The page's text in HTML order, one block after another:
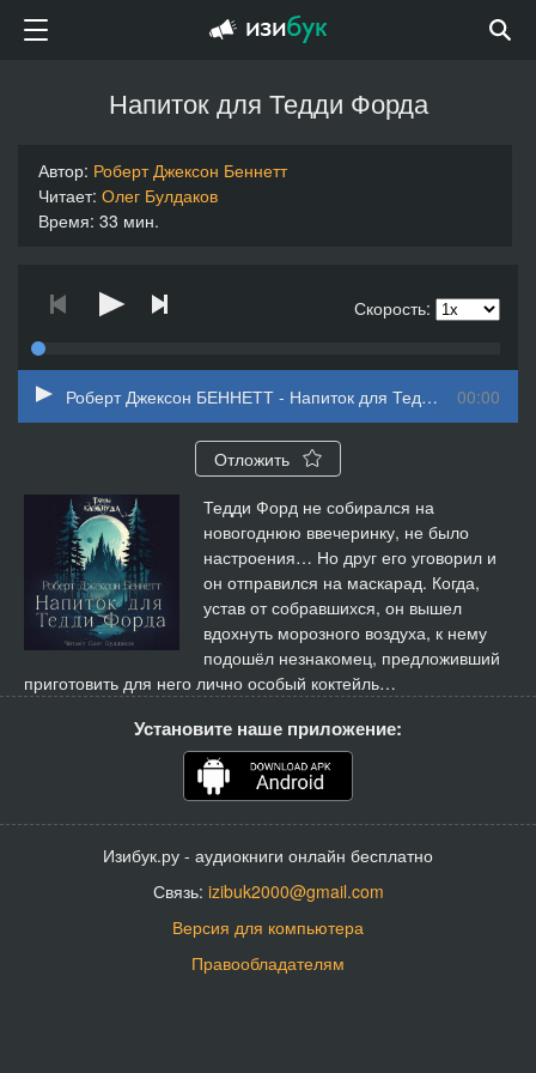
Напиток для Тедди Форда
Автор: Роберт Джексон Беннетт
Читает: Олег Булдаков
Время: 33 мин.
Скорость:
00:00
Роберт Джексон БЕННЕТТ - Напиток для Тедди Форда
Отложить
Тедди Форд не собирался на
новогоднюю ввечеринку, не было
настроения… Но друг его уговорил и
он отправился на маскарад. Когда,
устав от собравшихся, он вышел
вдохнуть морозного воздуха, к нему
подошёл незнакомец, предложивший
приготовить для него лично особый коктейль…
Установите наше приложение:
Изибук.ру - аудиокниги онлайн бесплатно
Связь: izibuk2000@gmail.com
Версия для компьютера
Правообладателям